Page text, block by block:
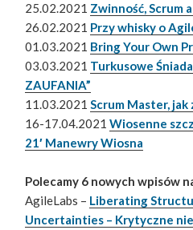
25.02.2021 Zwinność, Scrum
26.02.2021 Przy whisky o
01.03.2021 Bring Your Own
03.03.2021 Turkusowe
ZAUFANIA”
11.03.2021Scrum Master, jak
16-17.04.2021Wiosenne
21′ Manewry Wiosna
Polecamy 6 nowych wpisów
AgileLabs – Liberating
Uncertainties – Krytyczne